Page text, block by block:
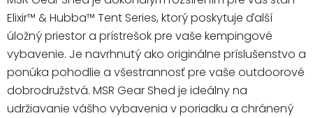
Elixir™ & Hubba™ Tent Series, ktorý poskytuje ďalší
úložný priestor a prístrešok pre vaše kempingové
vybavenie. Je navrhnutý ako originálne príslušenstvo a
ponúka pohodlie a všestrannosť pre vaše outdoorové
dobrodružstvá. MSR Gear Shed je ideálny na
udržiavanie vášho vybavenia v poriadku a chránený